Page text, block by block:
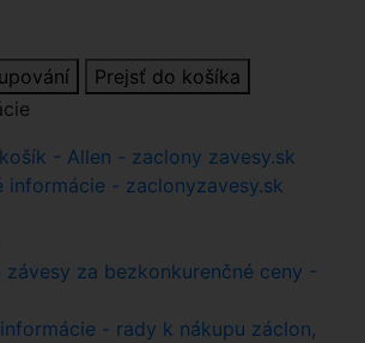
Prejsť do košíka
- Allen - zaclony zavesy.sk
informácie - zaclonyzavesy.sk
závesy za bezkonkurenčné ceny -
- rady k nákupu záclon,